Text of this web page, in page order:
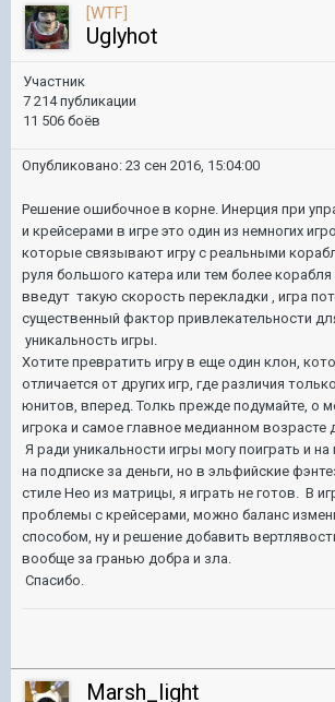
[WTF]
Uglyhot
Участник
7 214 публикации
11 506 боёв
Опубликовано: 23 сен 2016, 15:04:00
Решение ошибочное в корне. Инерция при
и крейсерами в игре это один из немногих
которые связывают игру с реальными
руля большого катера или тем более
введут такую скорость перекладки , игра
существенный фактор привлекательности
уникальность игры.
Хотите превратить игру в еще один клон,
отличается от других игр, где различия
юнитов, вперед. Толкь прежде подумайте, о
игрока и самое главное медианном возрасте
Я ради уникальности игры могу поиграть и
на подписке за деньги, но в эльфийские
стиле Нео из матрицы, я играть не готов. В
проблемы с крейсерами, можно баланс
способом, ну и решение добавить
вообще за гранью добра и зла.
Спасибо.
Marsh_light